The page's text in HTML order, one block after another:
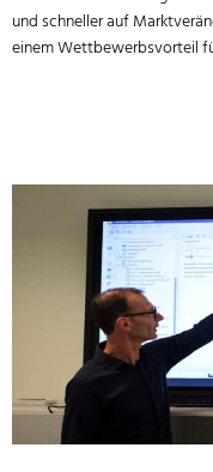
und schneller auf
einem Wettbewerbsvorteil